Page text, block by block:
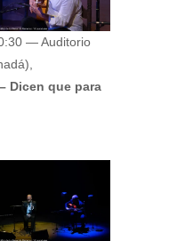
— Auditorio
Dicen que para